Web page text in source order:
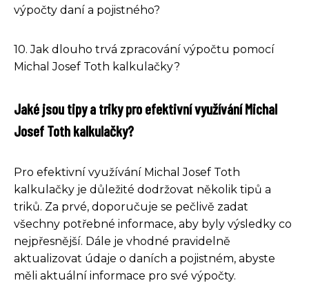
výpočty daní a pojistného?
10. Jak dlouho trvá zpracování výpočtu pomocí
Michal Josef Toth kalkulačky?
Jaké jsou tipy a triky pro efektivní využívání Michal
Josef Toth kalkulačky?
Pro efektivní využívání Michal Josef Toth
kalkulačky je důležité dodržovat několik tipů a
triků. Za prvé, doporučuje se pečlivě zadat
všechny potřebné informace, aby byly výsledky co
nejpřesnější. Dále je vhodné pravidelně
aktualizovat údaje o daních a pojistném, abyste
měli aktuální informace pro své výpočty.